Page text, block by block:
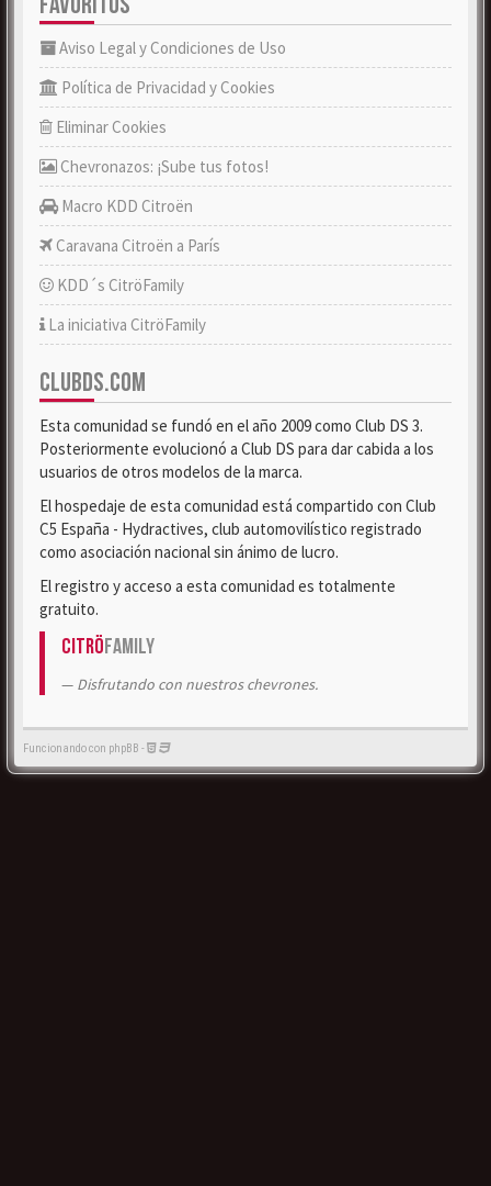
Aviso Legal y Condiciones de Uso
Política de Privacidad y Cookies
Eliminar Cookies
Chevronazos: ¡Sube tus fotos!
Macro KDD Citroën
Caravana Citroën a París
KDD´s CitröFamily
La iniciativa CitröFamily
CLUBDS.COM
Esta comunidad se fundó en el año 2009 como Club DS 3.
Posteriormente evolucionó a Club DS para dar cabida a los
usuarios de otros modelos de la marca.
El hospedaje de esta comunidad está compartido con Club
C5 España - Hydractives, club automovilístico registrado
como asociación nacional sin ánimo de lucro.
El registro y acceso a esta comunidad es totalmente
gratuito.
CitröFamily
Disfrutando con nuestros chevrones.
Funcionando con phpBB -